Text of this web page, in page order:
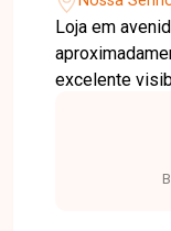
Loja em
excelente